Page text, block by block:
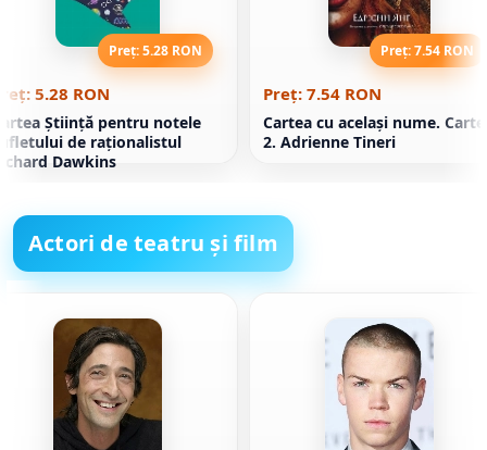
Preț: 5.28 RON
5.28 RON
Știință pentru notele
de raționalistul
Dawkins
Preț: 7.54 RON
Preț: 7.54 RON
Cartea cu acelaşi nume.
2. Adrienne Tineri
Actori de teatru și film